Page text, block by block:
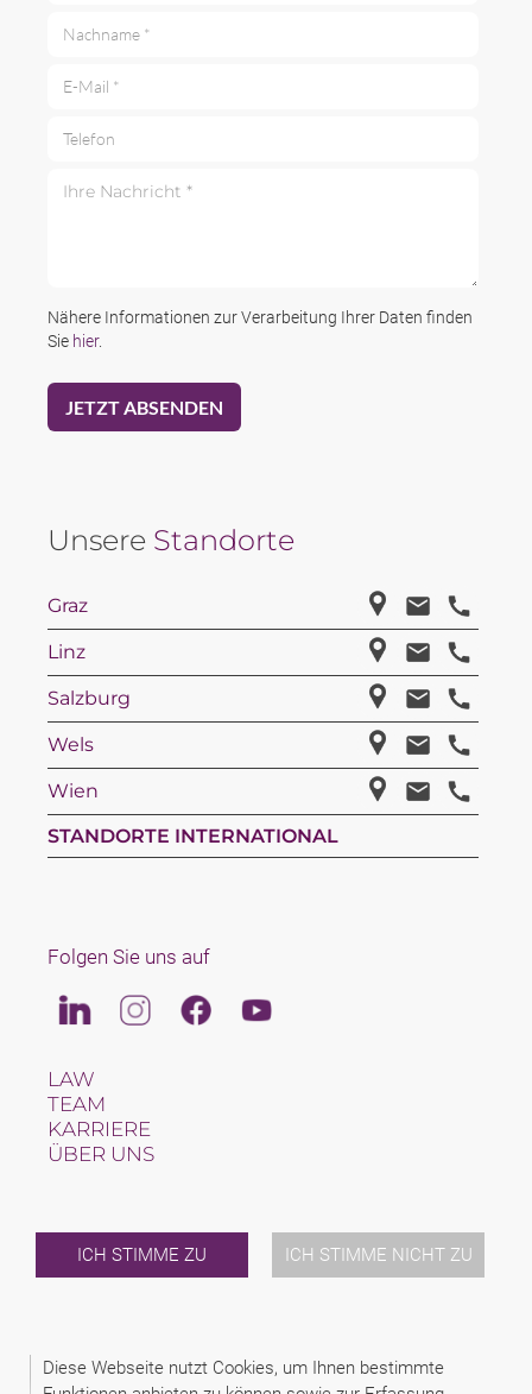
Diese Webseite nutzt Cookies, um Ihnen bestimmte
ICH STIMME ZU ICH STIMME NICHT ZU
Nähere Informationen zur Verarbeitung Ihrer Daten finden
Sie hier.
Unsere Standorte
Graz
Linz
Salzburg
Wels
Wien
STANDORTE INTERNATIONAL
Folgen Sie uns auf
LinkedinInstagramFacebookYoutube
LAW
TEAM
KARRIERE
ÜBER UNS
VERANSTALTUNGEN
KONTAKT
DATENSCHUTZINFORMATIONEN